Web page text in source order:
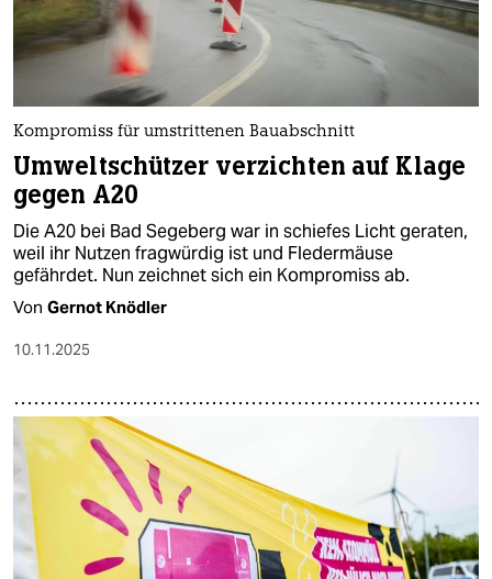
Kompromiss für umstrittenen Bauabschnitt
Umweltschützer verzichten auf Klage
gegen A20
Die A20 bei Bad Segeberg war in schiefes Licht geraten,
weil ihr Nutzen fragwürdig ist und Fledermäuse
gefährdet. Nun zeichnet sich ein Kompromiss ab.
Von Gernot Knödler
10.11.2025